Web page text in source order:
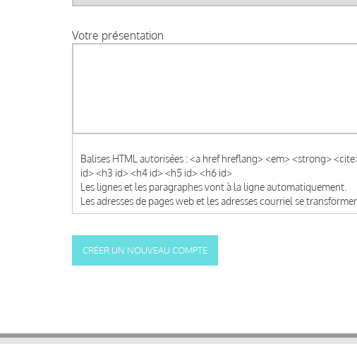
Votre présentation
Balises HTML autorisées : <a href hreflang> <em> <strong>
id> <h3 id> <h4 id> <h5 id> <h6 id>
Les lignes et les paragraphes vont à la ligne automatiquement.
Les adresses de pages web et les adresses courriel se